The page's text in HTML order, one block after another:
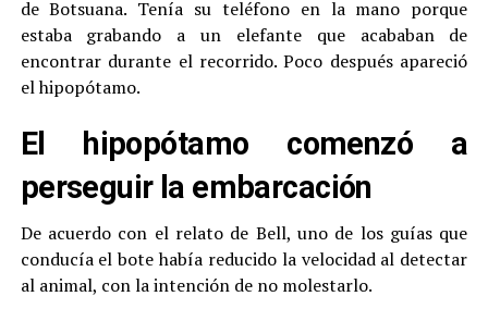
de Botsuana. Tenía su teléfono en la mano porque
estaba grabando a un elefante que acababan de
encontrar durante el recorrido. Poco después apareció
el hipopótamo.
El hipopótamo comenzó a
perseguir la embarcación
De acuerdo con el relato de Bell, uno de los guías que
conducía el bote había reducido la velocidad al detectar
al animal, con la intención de no molestarlo.